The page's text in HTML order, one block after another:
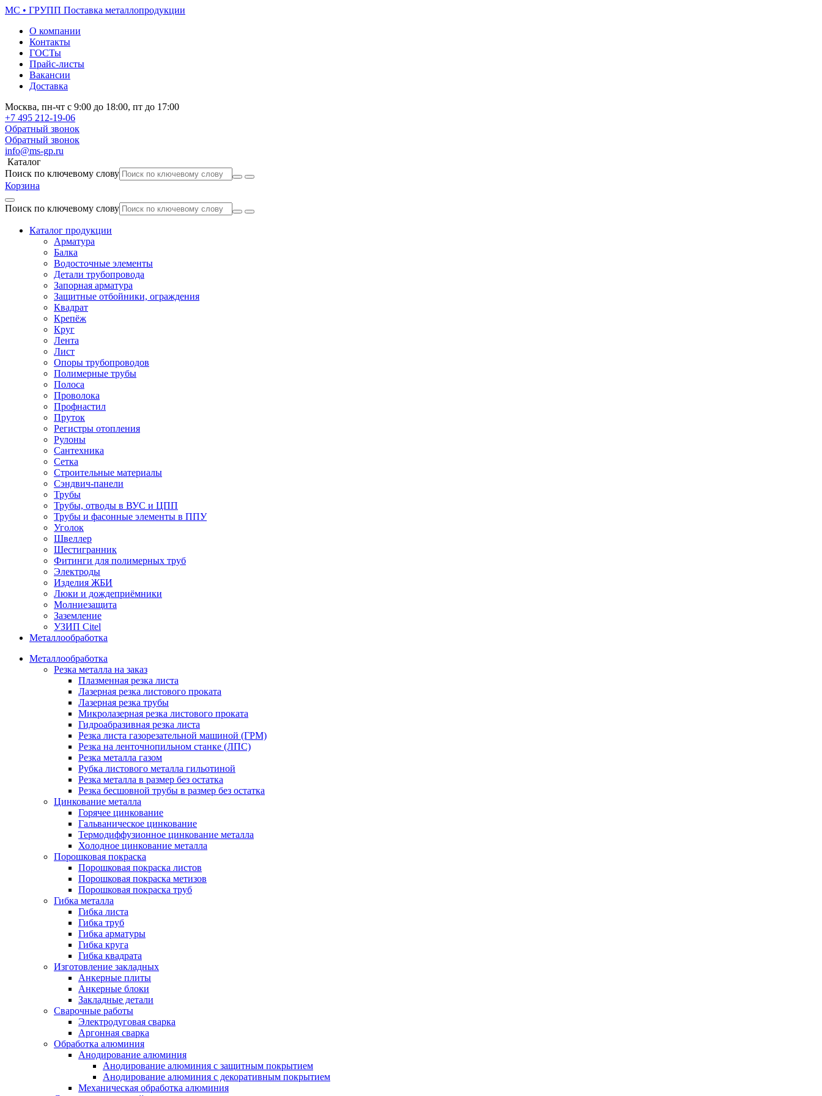
МС • ГРУПП Поставка металлопродукции
О компании
Контакты
ГОСТы
Прайс-листы
Вакансии
Доставка
Москва, пн-чт с 9:00 до 18:00, пт до 17:00
+7 495 212-19-06
Обратный звонок
Обратный звонок
info@ms-gp.ru
Каталог
Поиск по ключевому слову
Корзина
Поиск по ключевому слову
Каталог продукции
Арматура
Балка
Водосточные элементы
Детали трубопровода
Запорная арматура
Защитные отбойники, ограждения
Квадрат
Крепёж
Круг
Лента
Лист
Опоры трубопроводов
Полимерные трубы
Полоса
Проволока
Профнастил
Пруток
Регистры отопления
Рулоны
Сантехника
Сетка
Строительные материалы
Сэндвич-панели
Трубы
Трубы, отводы в ВУС и ЦПП
Трубы и фасонные элементы в ППУ
Уголок
Швеллер
Шестигранник
Фитинги для полимерных труб
Электроды
Изделия ЖБИ
Люки и дождеприёмники
Молниезащита
Заземление
УЗИП Citel
Металлообработка
Металлообработка
Резка металла на заказ
Плазменная резка листа
Лазерная резка листового проката
Лазерная резка трубы
Микролазерная резка листового проката
Гидроабразивная резка листа
Резка листа газорезательной машиной (ГРМ)
Резка на ленточнопильном станке (ЛПС)
Резка металла газом
Рубка листового металла гильотиной
Резка металла в размер без остатка
Резка бесшовной трубы в размер без остатка
Цинкование металла
Горячее цинкование
Гальваническое цинкование
Термодиффузионное цинкование металла
Холодное цинкование металла
Порошковая покраска
Порошковая покраска листов
Порошковая покраска метизов
Порошковая покраска труб
Гибка металла
Гибка листа
Гибка труб
Гибка арматуры
Гибка круга
Гибка квадрата
Изготовление закладных
Анкерные плиты
Анкерные блоки
Закладные детали
Сварочные работы
Электродуговая сварка
Аргонная сварка
Обработка алюминия
Анодирование алюминия
Анодирование алюминия с защитным покрытием
Анодирование алюминия с декоративным покрытием
Механическая обработка алюминия